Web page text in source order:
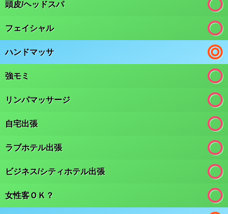
頭皮/ヘッドスパ
フェイシャル
ハンドマッサ
強モミ
リンパマッサージ
自宅出張
ラブホテル出張
ビジネス/シティホテル出張
女性客ＯＫ？